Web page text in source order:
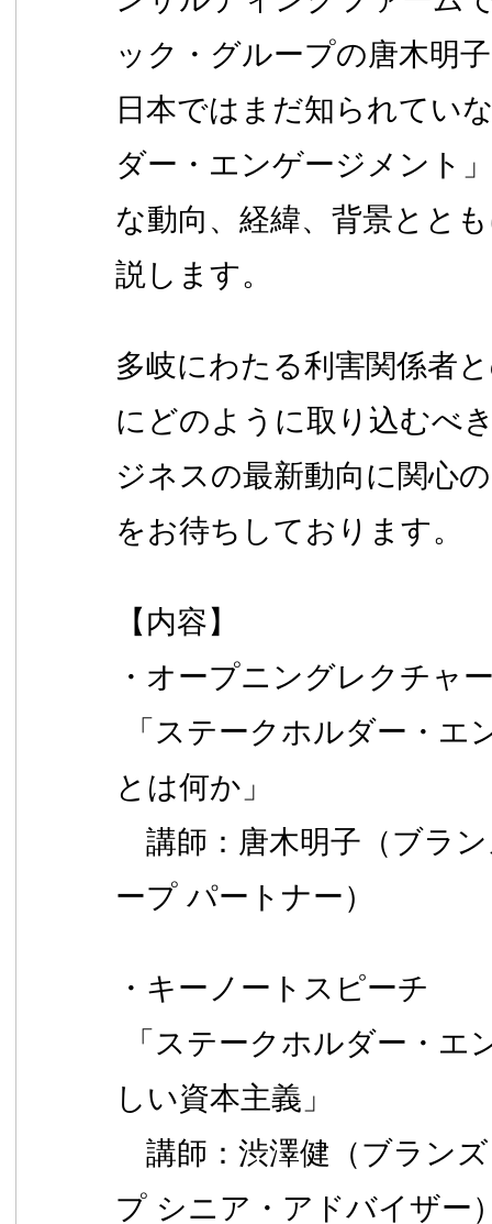
ック・グループの唐木明
日本ではまだ知られてい
ダー・エンゲージメント
な動向、経緯、背景とと
説します。
多岐にわたる利害関係者
にどのように取り込むべ
ジネスの最新動向に関心
をお待ちしております。
【内容】
・オープニングレクチャ
「ステークホルダー・エ
とは何か」
講師：唐木明子（ブラ
ープ パートナー）
・キーノートスピーチ
「ステークホルダー・エ
しい資本主義」
講師：渋澤健（ブラン
プ シニア・アドバイザー